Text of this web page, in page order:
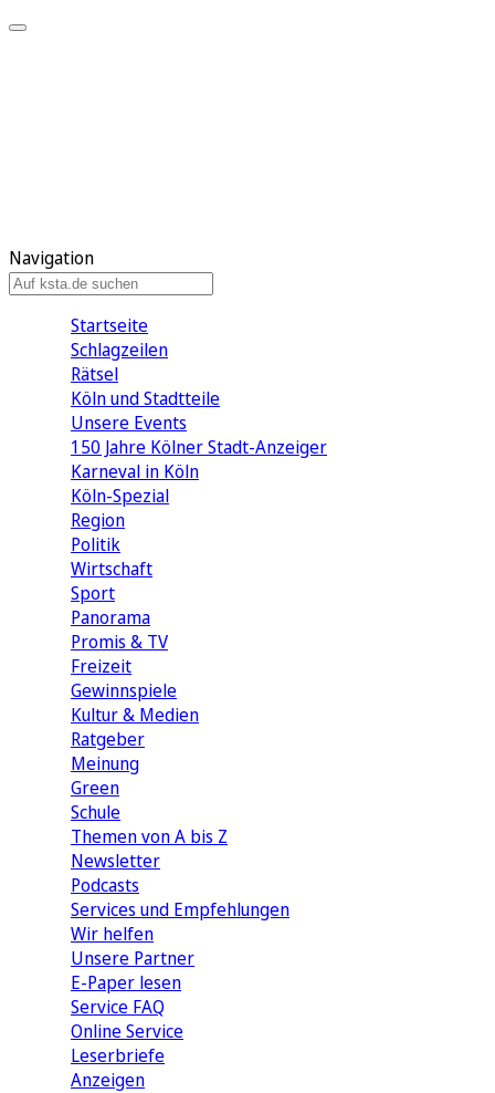
Navigation
Startseite
Schlagzeilen
Rätsel
Köln und Stadtteile
Unsere Events
150 Jahre Kölner Stadt-Anzeiger
Karneval in Köln
Köln-Spezial
Region
Politik
Wirtschaft
Sport
Panorama
Promis & TV
Freizeit
Gewinnspiele
Kultur & Medien
Ratgeber
Meinung
Green
Schule
Themen von A bis Z
Newsletter
Podcasts
Services und Empfehlungen
Wir helfen
Unsere Partner
E-Paper lesen
Service FAQ
Online Service
Leserbriefe
Anzeigen